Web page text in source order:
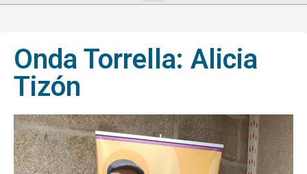
Onda Torrella: Alicia
Tizón